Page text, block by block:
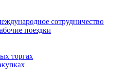
сотрудничество
поездки
торгах